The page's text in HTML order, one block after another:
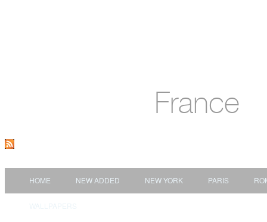
France
HOME NEW ADDED NEW YORK PARIS